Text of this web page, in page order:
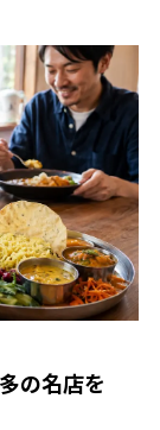
の名店を